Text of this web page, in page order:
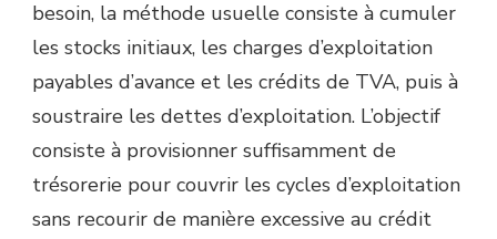
besoin, la méthode usuelle consiste à cumuler
les stocks initiaux, les charges d’exploitation
payables d’avance et les crédits de TVA, puis à
soustraire les dettes d’exploitation. L’objectif
consiste à provisionner suffisamment de
trésorerie pour couvrir les cycles d’exploitation
sans recourir de manière excessive au crédit